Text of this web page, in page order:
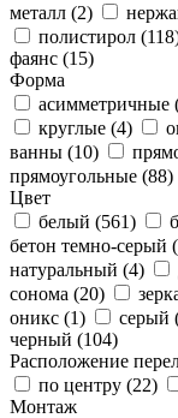
металл (2)
полистирол (118
фаянс (15)
Форма
асимметричные
круглые (4)
ванны (10)
прямоугольные (88)
Цвет
белый (561)
бетон темно-серый (
натуральный (4)
сонома (20)
оникс (1) серый
черный (104)
Расположение
по центру (22)
Монтаж